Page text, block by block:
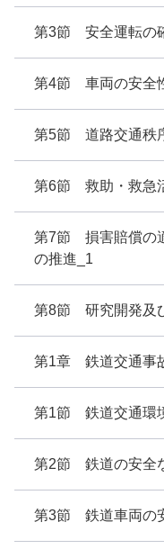
第3節 安全運転の
第4節 車両の安全
第5節 道路交通秩
第6節 救助・救急
第7節 損害賠償の
の推進_1
第8節 研究開発及
第1章 鉄道交通事
第1節 鉄道交通環
第2節 鉄道の安全
第3節 鉄道車両の